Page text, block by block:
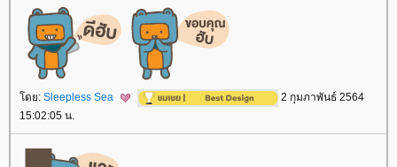
ดย: Sleepless Sea
2 กุมภาพันธ์ 2564
15:02:05 น.